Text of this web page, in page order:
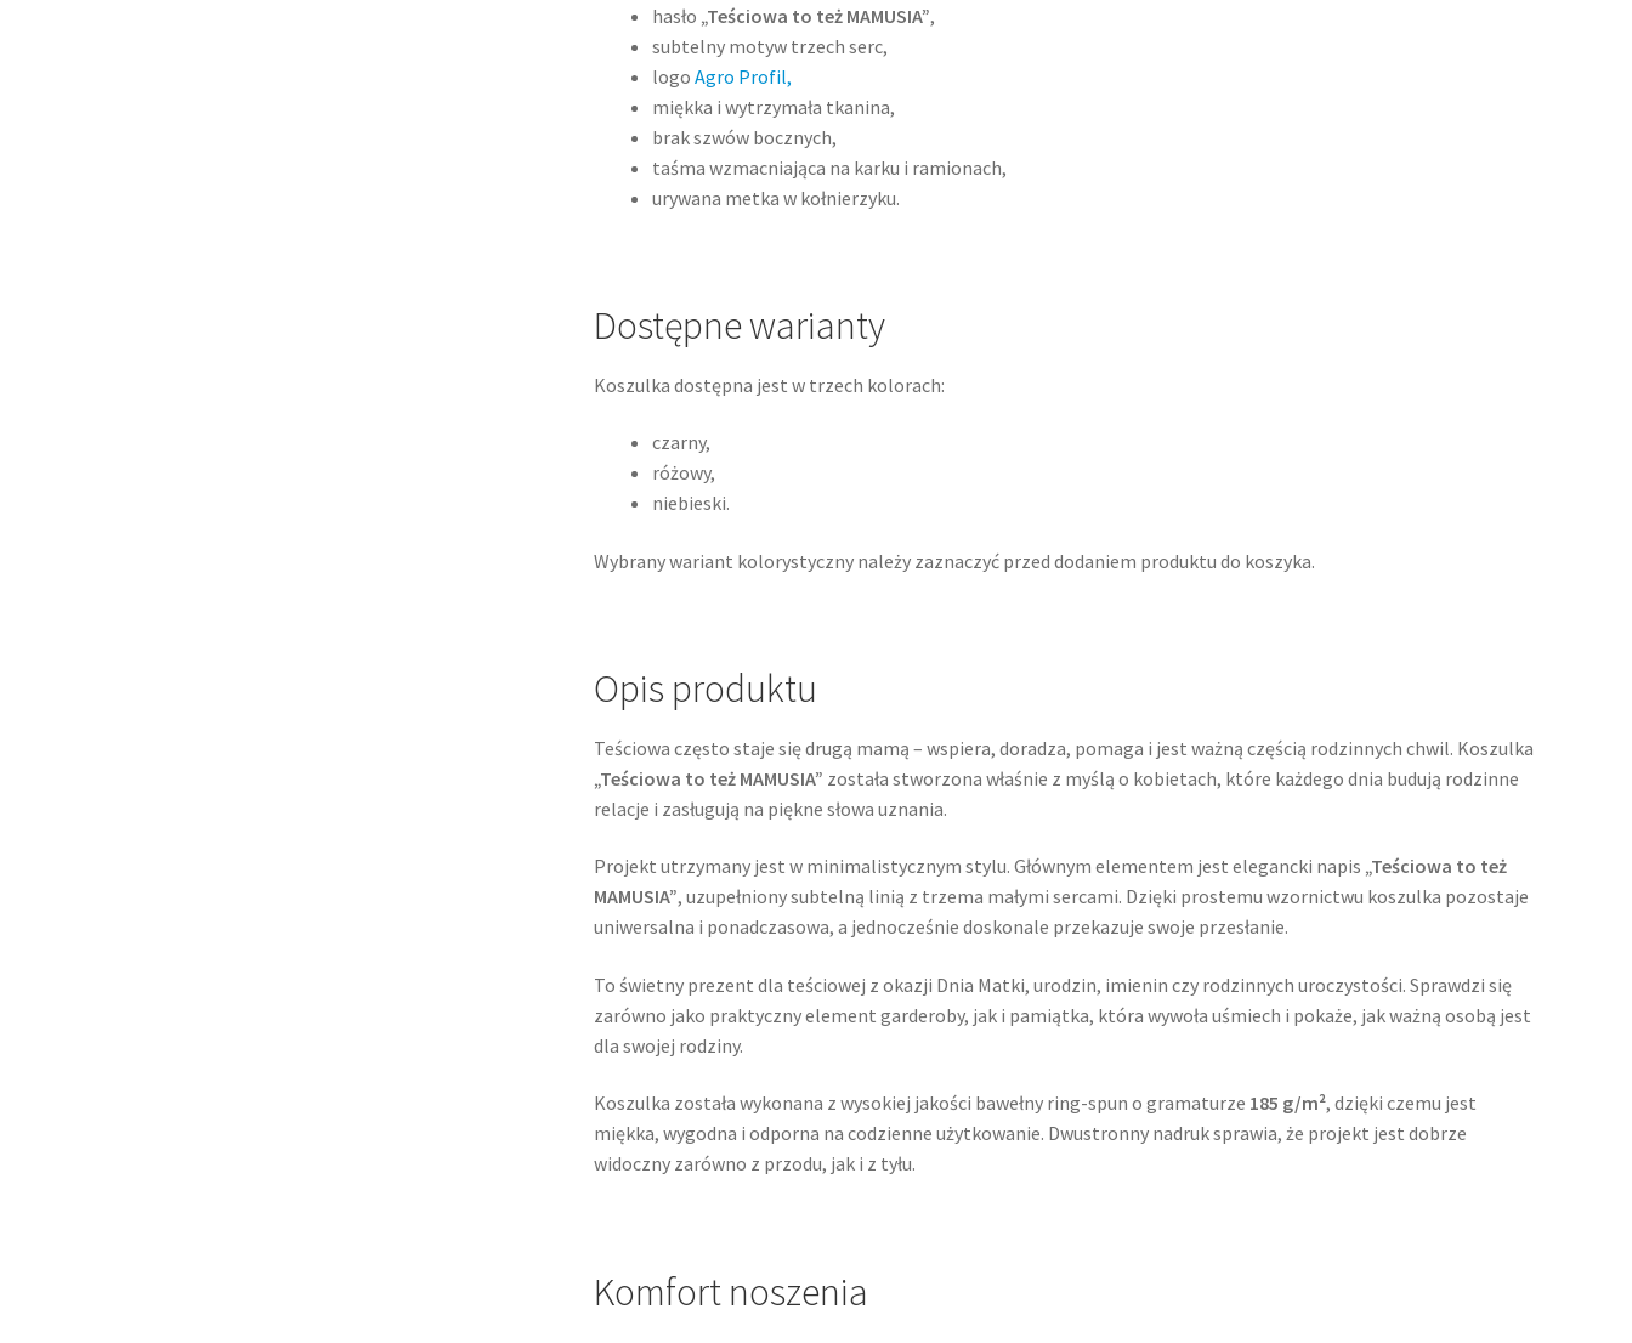
hasło „Teściowa to też MAMUSIA”,
subtelny motyw trzech serc,
logoAgro Profil,
miękka i wytrzymała tkanina,
brak szwów bocznych,
taśma wzmacniająca na karku i ramionach,
urywana metka w kołnierzyku.
Dostępne warianty
Koszulka dostępna jest w trzech kolorach:
czarny,
różowy,
niebieski.
Wybrany wariant kolorystyczny należy zaznaczyć przed dodaniem produktu do koszyka.
Opis produktu
Teściowa często staje się drugą mamą – wspiera, doradza, pomaga i jest ważną częścią rodzinnych chwil. Koszulka
„Teściowa to też MAMUSIA” została stworzona właśnie z myślą o kobietach, które każdego dnia budują rodzinne
relacje i zasługują na piękne słowa uznania.
Projekt utrzymany jest w minimalistycznym stylu. Głównym elementem jest elegancki napis „Teściowa to też
MAMUSIA”, uzupełniony subtelną linią z trzema małymi sercami. Dzięki prostemu wzornictwu koszulka pozostaje
uniwersalna i ponadczasowa, a jednocześnie doskonale przekazuje swoje przesłanie.
To świetny prezent dla teściowej z okazji Dnia Matki, urodzin, imienin czy rodzinnych uroczystości. Sprawdzi się
zarówno jako praktyczny element garderoby, jak i pamiątka, która wywoła uśmiech i pokaże, jak ważną osobą jest
dla swojej rodziny.
Koszulka została wykonana z wysokiej jakości bawełny ring-spun o gramaturze 185 g/m², dzięki czemu jest
miękka, wygodna i odporna na codzienne użytkowanie. Dwustronny nadruk sprawia, że projekt jest dobrze
widoczny zarówno z przodu, jak i z tyłu.
Komfort noszenia